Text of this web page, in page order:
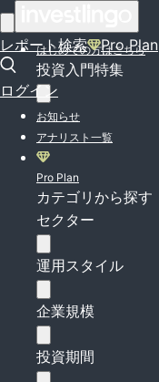
レポート検索 Pro Plan
ログイン
はじめての方はこちら
投資入門特集
お知らせ
アナリスト一覧
Pro Plan
カテゴリから探す
セクター
運用スタイル
企業規模
投資期間